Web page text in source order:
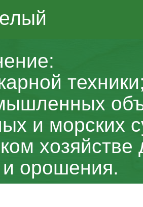
и морских
хозяйстве
орошения.